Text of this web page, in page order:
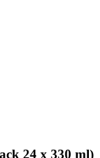
24 x 330 ml)